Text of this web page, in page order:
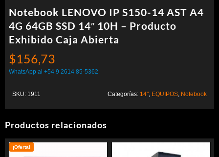
Notebook LENOVO IP S150-14 AST A4
4G 64GB SSD 14″ 10H – Producto
Exhibido Caja Abierta
$156,73
WhatsApp al +54 9 2614 85-5362
SKU: 1911 Categorías: 14", EQUIPOS, Notebook
Productos relacionados
¡Oferta!